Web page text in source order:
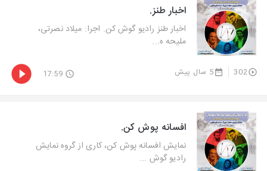
اخبار طنز.
اخبار طنز رادیو گوش کن. اجرا: میلاد نصرتی،
ملیحه ه...
302 5 سال پیش 17:59
افسانه پوش کن.
نمایش افسانه پوش کن، کاری از گروه نمایش
رادیو گوش ...